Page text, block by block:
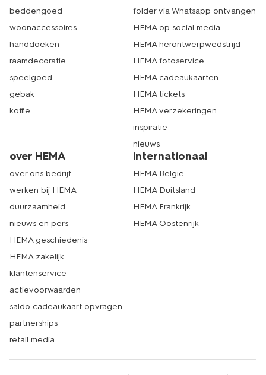
beddengoed
woonaccessoires
handdoeken
raamdecoratie
speelgoed
gebak
koffie
folder via Whatsapp ontvangen
HEMA op social media
HEMA herontwerpwedstrijd
HEMA fotoservice
HEMA cadeaukaarten
HEMA tickets
HEMA verzekeringen
inspiratie
nieuws
over HEMA
over ons bedrijf
werken bij HEMA
duurzaamheid
nieuws en pers
HEMA geschiedenis
HEMA zakelijk
klantenservice
actievoorwaarden
saldo cadeaukaart opvragen
partnerships
retail media
internationaal
HEMA België
HEMA Duitsland
HEMA Frankrijk
HEMA Oostenrijk